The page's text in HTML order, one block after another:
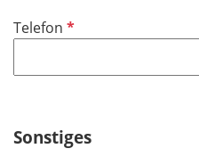
c
t
l
Telefon P
l
h
Sonstiges